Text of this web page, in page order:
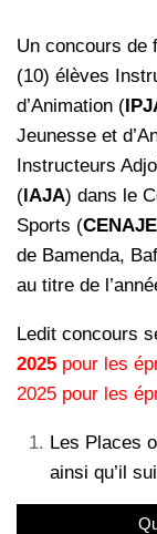
Un concours de
(10) élèves
d’Animation (
Jeunesse et
Instructeurs
(lAJA) dans le
Sports (
de Bamenda,
au titre de
Ledit concours
2025 pour les
2025 pour les
Les Places
ainsi qu’il